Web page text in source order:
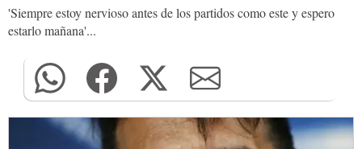
'Siempre estoy nervioso antes de los partidos como este y espero
estarlo mañana'...